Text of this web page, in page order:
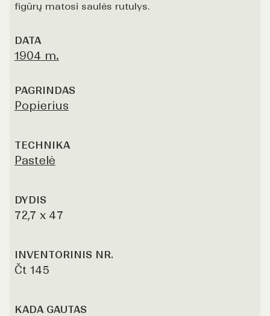
figūrų matosi saulės rutulys.
DATA
1904 m.
PAGRINDAS
Popierius
TECHNIKA
Pastelė
DYDIS
72,7 x 47
INVENTORINIS NR.
Čt 145
KADA GAUTAS